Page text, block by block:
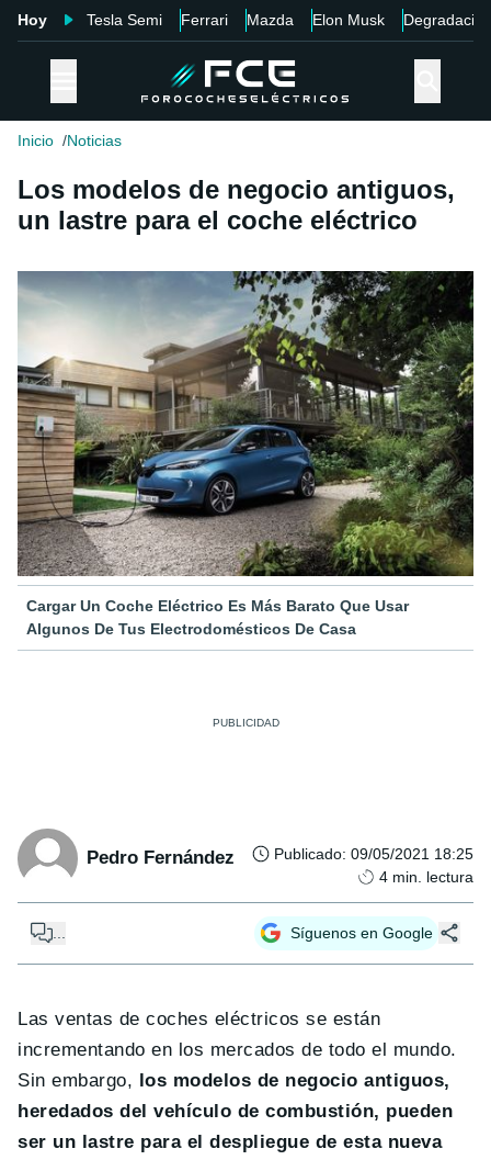
Hoy Tesla Semi Ferrari Mazda Elon Musk Degradación
Inicio Noticias
Los modelos de negocio antiguos,
un lastre para el coche eléctrico
Cargar Un Coche Eléctrico Es Más Barato Que Usar
Algunos De Tus Electrodomésticos De Casa
Pedro Fernández Publicado: 09/05/2021 18:25
4 min. lectura
Síguenos en Google
Las ventas de coches eléctricos se están
incrementando en los mercados de todo el mundo.
Sin embargo, los modelos de negocio antiguos,
heredados del vehículo de combustión, pueden
ser un lastre para el despliegue de esta nueva